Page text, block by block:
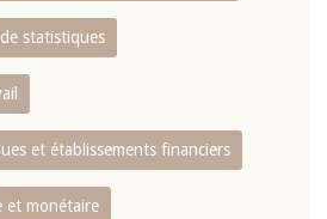
statistiques
et établissements financiers
et monétaire